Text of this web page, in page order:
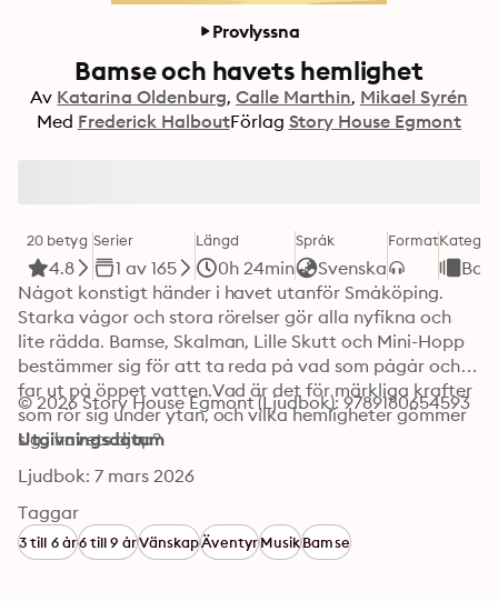
Provlyssna
Bamse och havets hemlighet
Av Katarina Oldenburg Calle Marthin Mikael Syrén
Med Frederick HalboutFörlag Story House Egmont
20 betyg
4.8
Serier
1 av 165
Längd
0h 24min
Språk
Svenska
Format
Något konstigt händer i havet utanför Småköping.
Starka vågor och stora rörelser gör alla nyfikna och
lite rädda. Bamse, Skalman, Lille Skutt och Mini-Hopp
bestämmer sig för att ta reda på vad som pågår och
far ut på öppet vatten.Vad är det för märkliga krafter
som rör sig under ytan, och vilka hemligheter gömmer
sig i havets djup?
© 2026 Story House Egmont (Ljudbok): 9789180654593
Utgivningsdatum
Ljudbok: 7 mars 2026
Taggar
3 till 6 år6 till 9 årVänskapÄventyrMusikBamse